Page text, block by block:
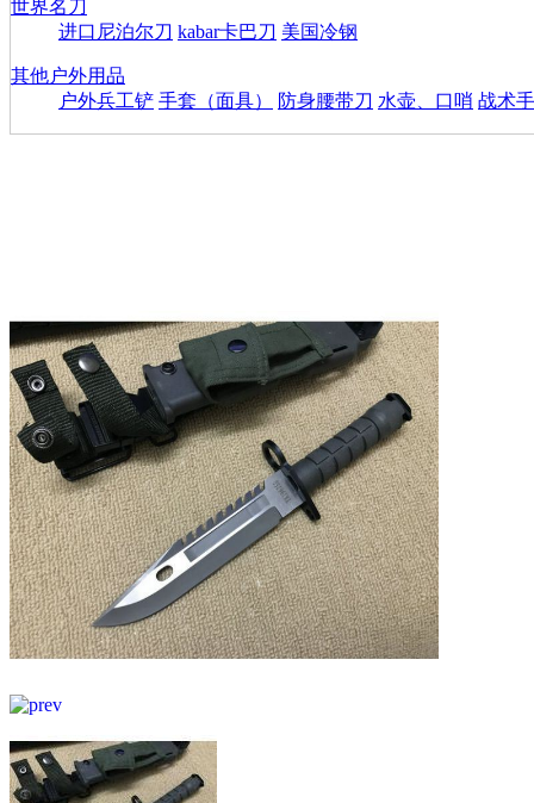
世界名刀
进口尼泊尔刀 kabar卡巴刀 美国冷钢
其他户外用品
户外兵工铲 手套（面具） 防身腰带刀 水壶、口哨 战术